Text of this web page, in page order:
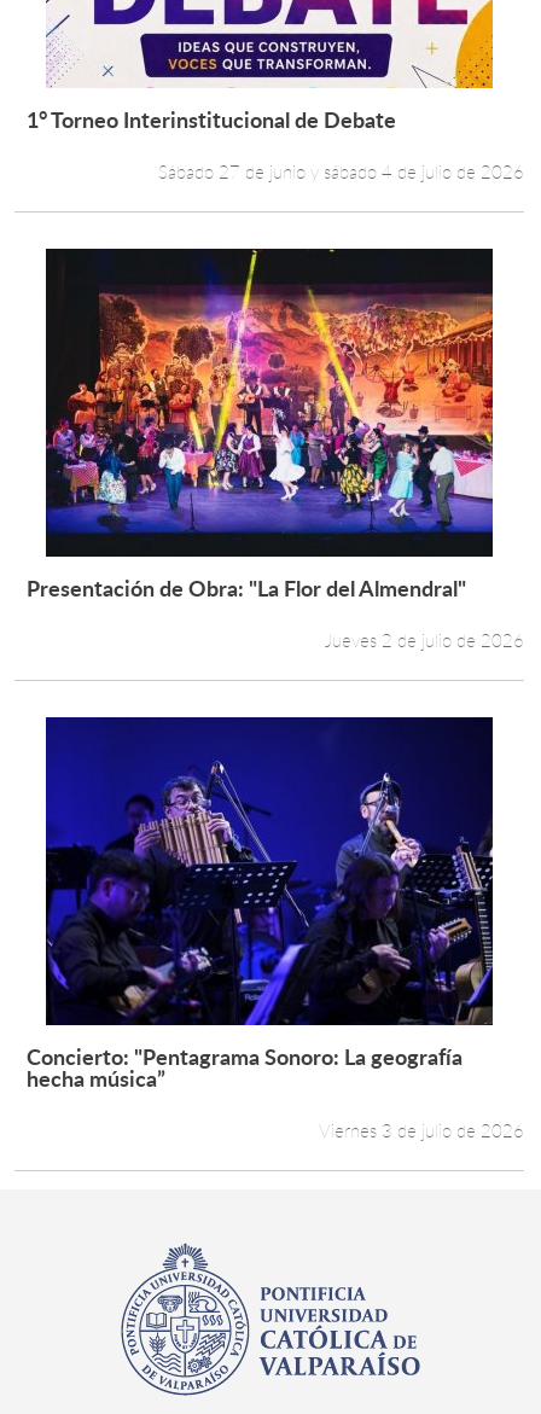
Leer más +
1° Torneo Interinstitucional de Debate
Sábado 27 de junio y sábado 4 de julio de 2026
Leer más +
Presentación de Obra: "La Flor del Almendral"
Jueves 2 de julio de 2026
Leer más +
Concierto: "Pentagrama Sonoro: La geografía
hecha música”
Viernes 3 de julio de 2026